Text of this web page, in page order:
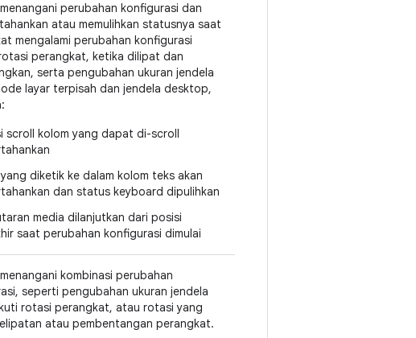
perubahan konfigurasi dan
atau memulihkan statusnya saat
mengalami perubahan konfigurasi
perangkat, ketika dilipat dan
serta pengubahan ukuran jendela
layar terpisah dan jendela desktop,
scroll kolom yang dapat di-scroll
diketik ke dalam kolom teks akan
dan status keyboard dipulihkan
media dilanjutkan dari posisi
saat perubahan konfigurasi dimulai
kombinasi perubahan
seperti pengubahan ukuran jendela
rotasi perangkat, atau rotasi yang
atau pembentangan perangkat.